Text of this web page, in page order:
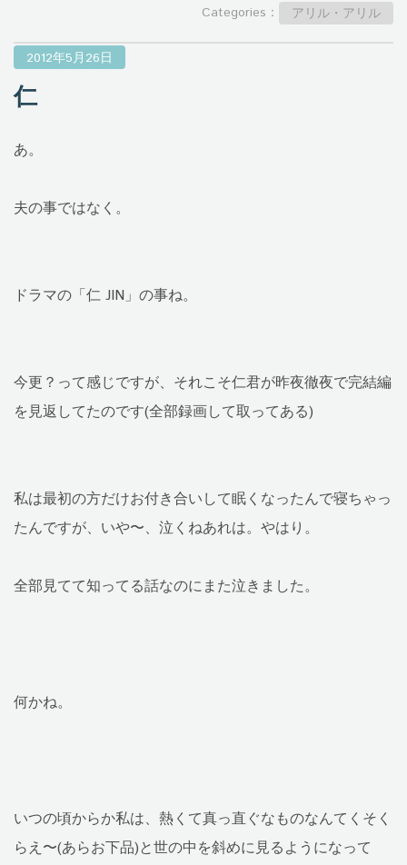
Categories： アリル・アリル
2012年5月26日
仁
あ。
夫の事ではなく。
ドラマの「仁 JIN」の事ね。
今更？って感じですが、それこそ仁君が昨夜徹夜で完結編
を見返してたのです(全部録画して取ってある)
私は最初の方だけお付き合いして眠くなったんで寝ちゃっ
たんですが、いや〜、泣くねあれは。やはり。
全部見てて知ってる話なのにまた泣きました。
何かね。
いつの頃からか私は、熱くて真っ直ぐなものなんてくそく
らえ〜(あらお下品)と世の中を斜めに見るようになって